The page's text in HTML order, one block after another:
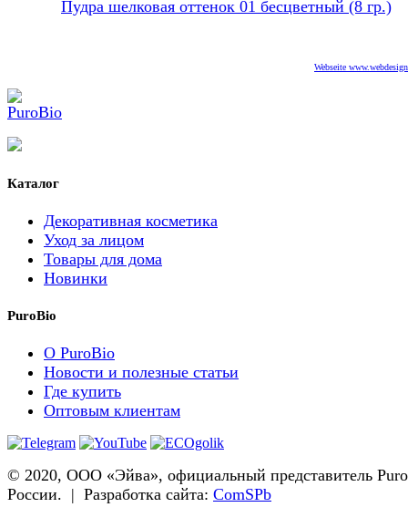
Пудра шелковая оттенок 01 бесцветный (8 гр.)
Webseite
Каталог
Декоративная косметика
Уход за лицом
Товары для дома
Новинки
PuroBio
О PuroBio
Новости и полезные статьи
Где купить
Оптовым клиентам
© 2020, ООО «Эйва», официальный представитель
России. | Разработка сайта: ComSPb